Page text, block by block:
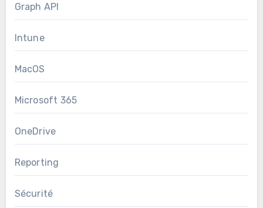
Graph API
Intune
MacOS
Microsoft 365
OneDrive
Reporting
Sécurité